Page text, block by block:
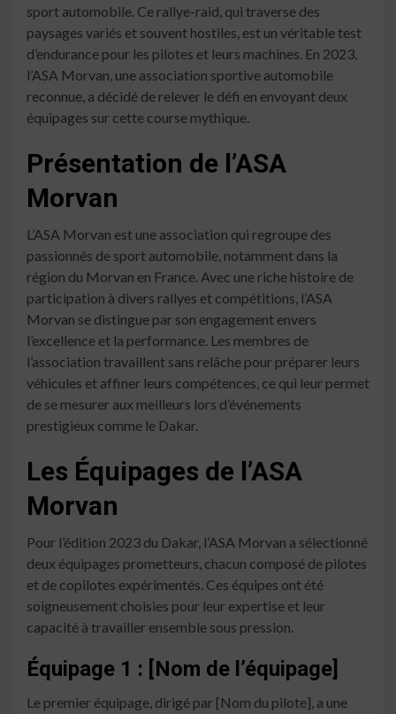
sport automobile. Ce rallye-raid, qui traverse des
paysages variés et souvent hostiles, est un véritable test
d’endurance pour les pilotes et leurs machines. En 2023,
l’ASA Morvan, une association sportive automobile
reconnue, a décidé de relever le défi en envoyant deux
équipages sur cette course mythique.
Présentation de l’ASA
Morvan
L’ASA Morvan est une association qui regroupe des
passionnés de sport automobile, notamment dans la
région du Morvan en France. Avec une riche histoire de
participation à divers rallyes et compétitions, l’ASA
Morvan se distingue par son engagement envers
l’excellence et la performance. Les membres de
l’association travaillent sans relâche pour préparer leurs
véhicules et affiner leurs compétences, ce qui leur permet
de se mesurer aux meilleurs lors d’événements
prestigieux comme le Dakar.
Les Équipages de l’ASA
Morvan
Pour l’édition 2023 du Dakar, l’ASA Morvan a sélectionné
deux équipages prometteurs, chacun composé de pilotes
et de copilotes expérimentés. Ces équipes ont été
soigneusement choisies pour leur expertise et leur
capacité à travailler ensemble sous pression.
Équipage 1 : [Nom de l’équipage]
Le premier équipage, dirigé par [Nom du pilote], a une